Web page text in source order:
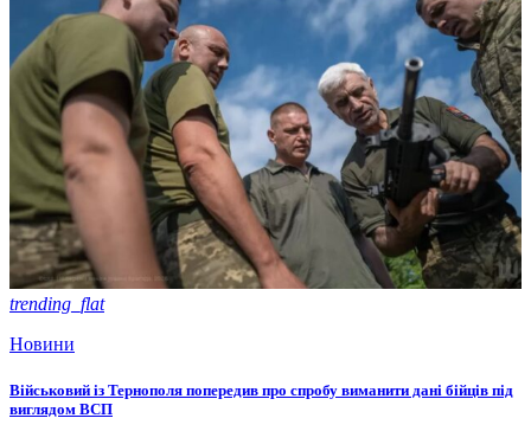
trending_flat
Новини
Військовий із Тернополя попередив про спробу виманити дані бійців під
виглядом ВСП